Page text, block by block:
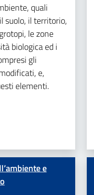
quali
suolo, il territorio,
le zone
biologica ed i
gli
e,
elementi.
e